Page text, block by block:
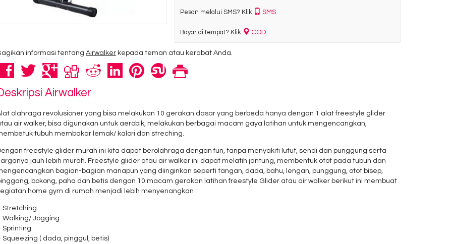
Pesan melalui SMS? Klik SMS
Bayar di tempat? Klik COD
informasi tentangAirwalker kepada teman atau kerabat Anda.
Airwalker
olahraga revolusioner yang bisa melakukan 10 gerakan dasar yang berbeda hanya dengan 1 alat freestyle glider
air walker, bisa digunakan untuk aerobik, melakukan berbagai macam gaya latihan untuk mengencangkan,
tubuh membakar lemak/ kalori dan streching.
freestyle glider murah ini kita dapat berolahraga dengan fun, tanpa menyakiti lutut, sendi dan punggung serta
jauh lebih murah. Freestyle glider atau air walker ini dapat melatih jantung, membentuk otot pada tubuh dan
bagian-bagian manapun yang diinginkan seperti tangan, dada, bahu, lengan, punggung, otot bisep,
bokong, paha dan betis dengan 10 macam gerakan latihan freestyle Glider atau air walker berikut ini membuat
home gym di rumah menjadi lebih menyenangkan :
Stretching
Walking/ Jogging
Sprinting
Squeezing ( dada, pinggul, betis)